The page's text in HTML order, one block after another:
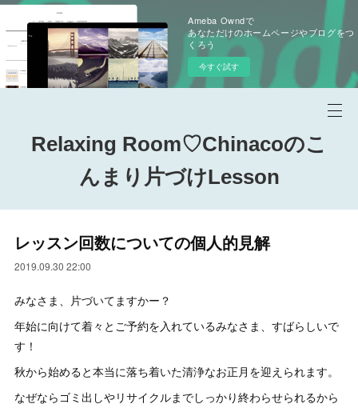
Ameba Owndで
あなただけのホームページやブログをつ
くろう
今すぐ試す
Relaxing Room♡Chinacoのこ
んまり片づけLesson
レッスン回数についての個人的見解
2019.09.30 22:00
みなさま、片づいてますかー？
年始に向けて着々とご予約を入れているみなさま、すばらしいで
す！
秋から始めると本当に落ち着いた清浄なお正月を迎えられます。
なぜならゴミ出しやリサイクルまでしっかり終わらせられるから